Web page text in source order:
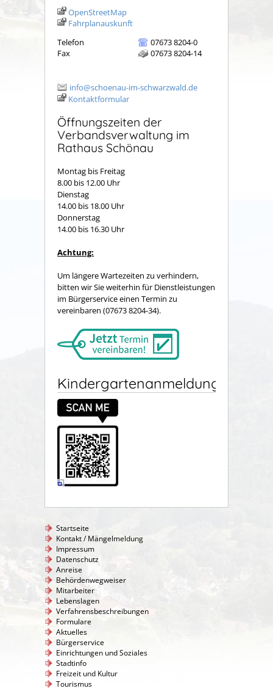
OpenStreetMap
Fahrplanauskunft
Telefon
07673 8204-0
Fax
07673 8204-14
info@schoenau-im-schwarzwald.de
Kontaktformular
Öffnungszeiten der
Verbandsverwaltung im
Rathaus Schönau
Montag bis Freitag
8.00 bis 12.00 Uhr
Dienstag
14.00 bis 18.00 Uhr
Donnerstag
14.00 bis 16.30 Uhr
Achtung:
Um längere Wartezeiten zu verhindern,
bitten wir Sie weiterhin für Dienstleistungen
im Bürgerservice einen Termin zu
vereinbaren (07673 8204-34).
Kindergartenanmeldung
Startseite
Kontakt / Mängelmeldung
Impressum
Datenschutz
Anreise
Behördenwegweiser
Mitarbeiter
Lebenslagen
Verfahrensbeschreibungen
Formulare
Aktuelles
Bürgerservice
Einrichtungen und Soziales
Stadtinfo
Freizeit und Kultur
Tourismus